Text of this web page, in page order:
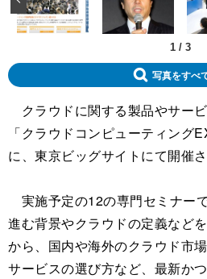
1 / 3
写真をすべ
クラウドに関する製品やサー
「クラウドコンピューティング
に、東京ビッグサイトにて開催さ
実施予定の12の専門セミナー
進む背景やクラウドの定義など
から、国内や海外のクラウド市
サービスの選び方など、最新か